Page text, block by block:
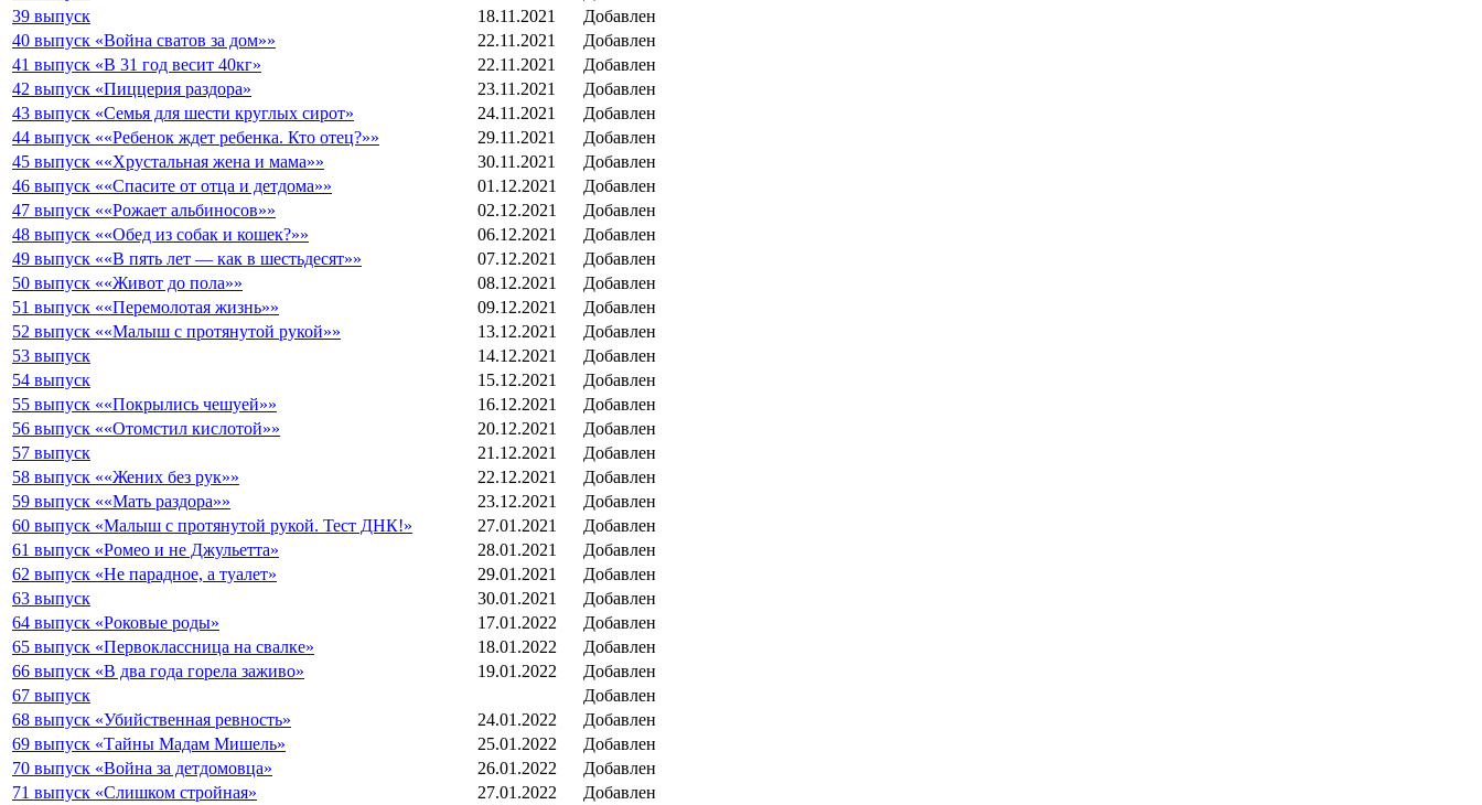
39 выпуск
18.11.2021
Добавлен
40 выпуск «Война сватов за дом»»
22.11.2021
Добавлен
41 выпуск «В 31 год весит 40кг»
22.11.2021
Добавлен
42 выпуск «Пиццерия раздора»
23.11.2021
Добавлен
43 выпуск «Семья для шести круглых сирот»
24.11.2021
Добавлен
44 выпуск ««Ребенок ждет ребенка. Кто отец?»»
29.11.2021
Добавлен
45 выпуск ««Хрустальная жена и мама»»
30.11.2021
Добавлен
46 выпуск ««Спасите от отца и детдома»»
01.12.2021
Добавлен
47 выпуск ««Рожает альбиносов»»
02.12.2021
Добавлен
48 выпуск ««Обед из собак и кошек?»»
06.12.2021
Добавлен
49 выпуск ««В пять лет — как в шестьдесят»»
07.12.2021
Добавлен
50 выпуск ««Живот до пола»»
08.12.2021
Добавлен
51 выпуск ««Перемолотая жизнь»»
09.12.2021
Добавлен
52 выпуск ««Малыш с протянутой рукой»»
13.12.2021
Добавлен
53 выпуск
14.12.2021
Добавлен
54 выпуск
15.12.2021
Добавлен
55 выпуск ««Покрылись чешуей»»
16.12.2021
Добавлен
56 выпуск ««Отомстил кислотой»»
20.12.2021
Добавлен
57 выпуск
21.12.2021
Добавлен
58 выпуск ««Жених без рук»»
22.12.2021
Добавлен
59 выпуск ««Мать раздора»»
23.12.2021
Добавлен
60 выпуск «Малыш с протянутой рукой. Тест ДНК!»
27.01.2021
Добавлен
61 выпуск «Ромео и не Джульетта»
28.01.2021
Добавлен
62 выпуск «Не парадное, а туалет»
29.01.2021
Добавлен
63 выпуск
30.01.2021
Добавлен
64 выпуск «Роковые роды»
17.01.2022
Добавлен
65 выпуск «Первоклассница на свалке»
18.01.2022
Добавлен
66 выпуск «В два года горела заживо»
19.01.2022
Добавлен
67 выпуск
Добавлен
68 выпуск «Убийственная ревность»
24.01.2022
Добавлен
69 выпуск «Тайны Мадам Мишель»
25.01.2022
Добавлен
70 выпуск «Война за детдомовца»
26.01.2022
Добавлен
71 выпуск «Слишком стройная»
27.01.2022
Добавлен